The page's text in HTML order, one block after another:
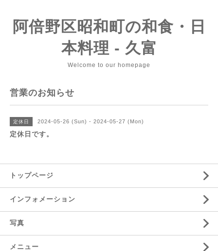
阿倍野区昭和町の和食・日
本料理 - 久富
Welcome to our homepage
営業のお知らせ
定休日 2024-05-26 (Sun) - 2024-05-27 (Mon)
定休日です。
トップページ
インフォメーション
写真
メニュー